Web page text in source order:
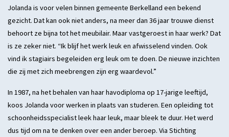
Jolanda is voor velen binnen gemeente Berkelland een bekend
gezicht. Dat kan ook niet anders, na meer dan 36 jaar trouwe dienst
behoort ze bijna tot het meubilair. Maar vastgeroest in haar werk? Dat
is ze zeker niet. “Ik blijf het werk leuk en afwisselend vinden. Ook
vind ik stagiairs begeleiden erg leuk om te doen. De nieuwe inzichten
die zij met zich meebrengen zijn erg waardevol.”
In 1987, na het behalen van haar havodiploma op 17-jarige leeftijd,
koos Jolanda voor werken in plaats van studeren. Een opleiding tot
schoonheidsspecialist leek haar leuk, maar bleek te duur. Het werd
dus tijd om na te denken over een ander beroep. Via Stichting